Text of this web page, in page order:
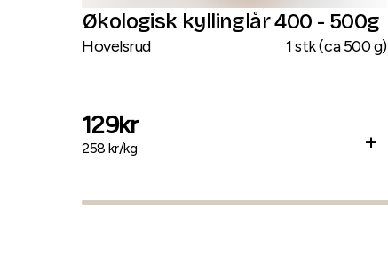
Økologisk kyllinglår 400 - 500g
Hovelsrud 1stk(ca500g)
129kr
258 kr/kg +